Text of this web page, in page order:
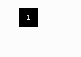
1